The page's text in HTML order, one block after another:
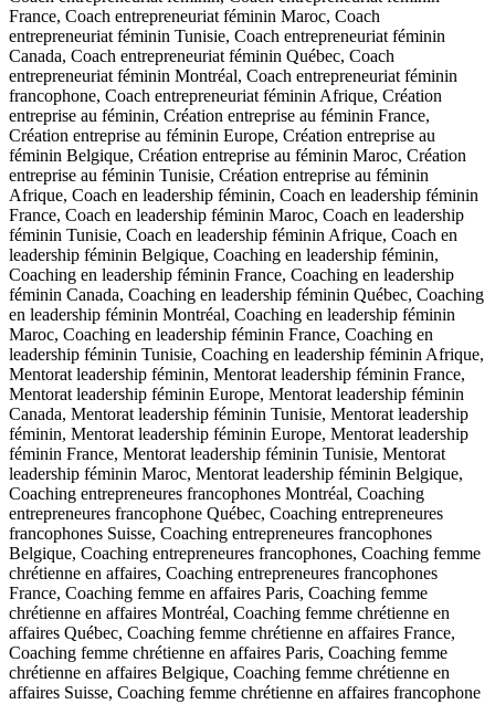
France, Coach entrepreneuriat féminin Maroc, Coach
entrepreneuriat féminin Tunisie, Coach entrepreneuriat féminin
Canada, Coach entrepreneuriat féminin Québec, Coach
entrepreneuriat féminin Montréal, Coach entrepreneuriat féminin
francophone, Coach entrepreneuriat féminin Afrique, Création
entreprise au féminin, Création entreprise au féminin France,
Création entreprise au féminin Europe, Création entreprise au
féminin Belgique, Création entreprise au féminin Maroc, Création
entreprise au féminin Tunisie, Création entreprise au féminin
Afrique, Coach en leadership féminin, Coach en leadership féminin
France, Coach en leadership féminin Maroc, Coach en leadership
féminin Tunisie, Coach en leadership féminin Afrique, Coach en
leadership féminin Belgique, Coaching en leadership féminin,
Coaching en leadership féminin France, Coaching en leadership
féminin Canada, Coaching en leadership féminin Québec, Coaching
en leadership féminin Montréal, Coaching en leadership féminin
Maroc, Coaching en leadership féminin France, Coaching en
leadership féminin Tunisie, Coaching en leadership féminin Afrique,
Mentorat leadership féminin, Mentorat leadership féminin France,
Mentorat leadership féminin Europe, Mentorat leadership féminin
Canada, Mentorat leadership féminin Tunisie, Mentorat leadership
féminin, Mentorat leadership féminin Europe, Mentorat leadership
féminin France, Mentorat leadership féminin Tunisie, Mentorat
leadership féminin Maroc, Mentorat leadership féminin Belgique,
Coaching entrepreneures francophones Montréal, Coaching
entrepreneures francophone Québec, Coaching entrepreneures
francophones Suisse, Coaching entrepreneures francophones
Belgique, Coaching entrepreneures francophones, Coaching femme
chrétienne en affaires, Coaching entrepreneures francophones
France, Coaching femme en affaires Paris, Coaching femme
chrétienne en affaires Montréal, Coaching femme chrétienne en
affaires Québec, Coaching femme chrétienne en affaires France,
Coaching femme chrétienne en affaires Paris, Coaching femme
chrétienne en affaires Belgique, Coaching femme chrétienne en
affaires Suisse, Coaching femme chrétienne en affaires francophone